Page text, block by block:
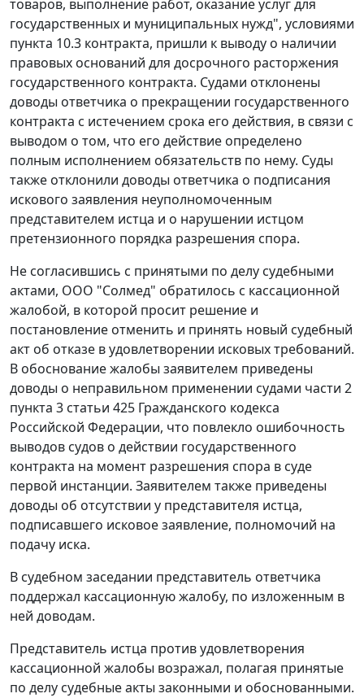
товаров, выполнение работ, оказание услуг для
государственных и муниципальных нужд", условиями
пункта 10.3 контракта, пришли к выводу о наличии
правовых оснований для досрочного расторжения
государственного контракта. Судами отклонены
доводы ответчика о прекращении государственного
контракта с истечением срока его действия, в связи с
выводом о том, что его действие определено
полным исполнением обязательств по нему. Суды
также отклонили доводы ответчика о подписания
искового заявления неуполномоченным
представителем истца и о нарушении истцом
претензионного порядка разрешения спора.
Не согласившись с принятыми по делу судебными
актами, ООО "Солмед" обратилось с кассационной
жалобой, в которой просит решение и
постановление отменить и принять новый судебный
акт об отказе в удовлетворении исковых требований.
В обоснование жалобы заявителем приведены
доводы о неправильном применении судами части 2
пункта 3 статьи 425 Гражданского кодекса
Российской Федерации, что повлекло ошибочность
выводов судов о действии государственного
контракта на момент разрешения спора в суде
первой инстанции. Заявителем также приведены
доводы об отсутствии у представителя истца,
подписавшего исковое заявление, полномочий на
подачу иска.
В судебном заседании представитель ответчика
поддержал кассационную жалобу, по изложенным в
ней доводам.
Представитель истца против удовлетворения
кассационной жалобы возражал, полагая принятые
по делу судебные акты законными и обоснованными.